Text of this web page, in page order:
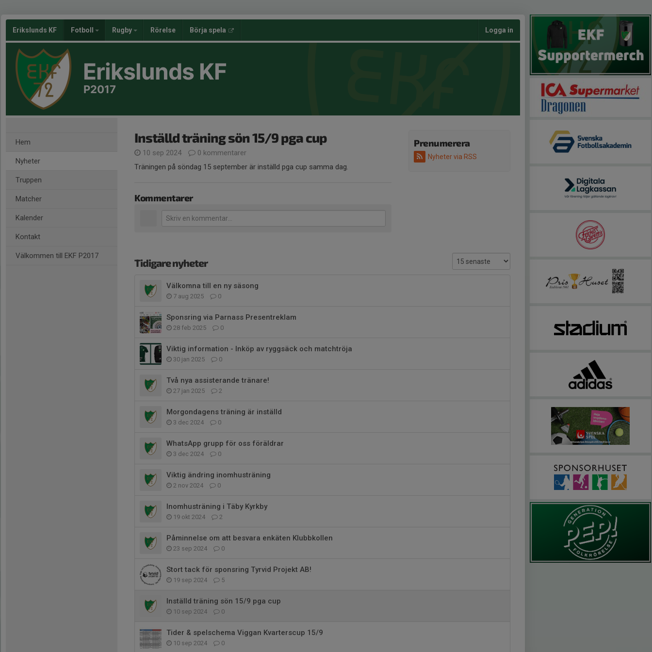
Erikslunds KF Fotboll Rugby Rörelse Börja spela Logga in
Erikslunds KF
P2017
Hem
Nyheter
Truppen
Matcher
Kalender
Kontakt
Välkommen till EKF P2017
Prenumerera
Nyheter via RSS
Inställd träning sön 15/9 pga cup
10 sep 2024
0 kommentarer
Träningen på söndag 15 september är inställd pga cup samma dag.
Kommentarer
Tidigare nyheter
Välkomna till en ny säsong
7 aug 2025 0
Sponsring via Parnass Presentreklam
28 feb 2025 0
Viktig information - Inköp av ryggsäck och matchtröja
30 jan 2025 0
Två nya assisterande tränare!
27 jan 2025 2
Morgondagens träning är inställd
3 dec 2024 0
WhatsApp grupp för oss föräldrar
3 dec 2024 0
Viktig ändring inomhusträning
2 nov 2024 0
Inomhusträning i Täby Kyrkby
19 okt 2024 2
Påminnelse om att besvara enkäten Klubbkollen
23 sep 2024 0
Stort tack för sponsring Tyrvid Projekt AB!
19 sep 2024 5
Inställd träning sön 15/9 pga cup
10 sep 2024 0
Tider & spelschema Viggan Kvarterscup 15/9
10 sep 2024 0